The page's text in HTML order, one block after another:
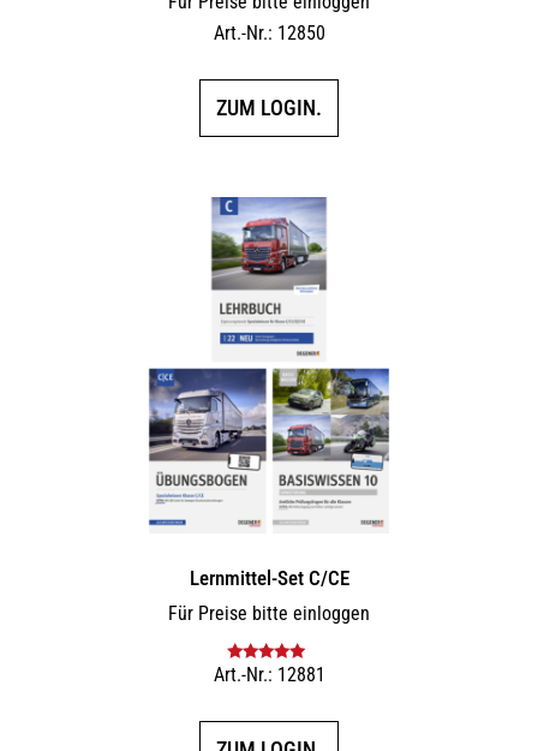
Art.-Nr.: 12850
ZUM LOGIN.
Lernmittel-Set C/CE
Für Preise bitte einloggen
Bewertet mit
Art.-Nr.: 12881